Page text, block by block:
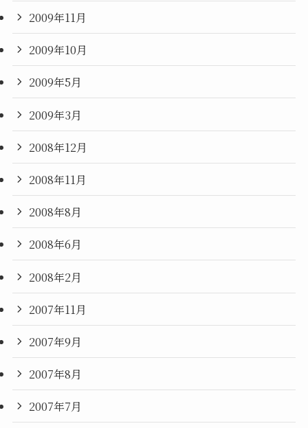
2009年11月
2009年10月
2009年5月
2009年3月
2008年12月
2008年11月
2008年8月
2008年6月
2008年2月
2007年11月
2007年9月
2007年8月
2007年7月